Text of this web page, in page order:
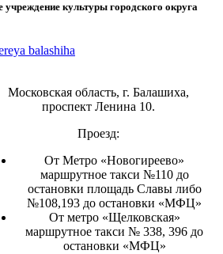
культуры городского округа
Московская область, г. Балашиха,
проспект Ленина 10.
Проезд:
От Метро «Новогиреево»
маршрутное такси №110 до
остановки площадь Славы либо
№108,193 до остановки «МФЦ»
От метро «Щелковская»
маршрутное такси № 338, 396 до
остановки «МФЦ»